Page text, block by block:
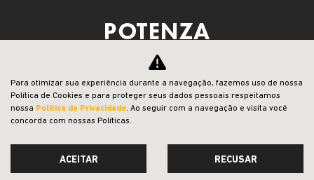
Para otimizar sua experiência durante a navegação, fazemos uso de nossa
Política de Cookies e para proteger seus dados pessoais respeitamos
nossa Política de Privacidade. Ao seguir com a navegação e visita você
concorda com nossas Políticas.
ACEITAR RECUSAR